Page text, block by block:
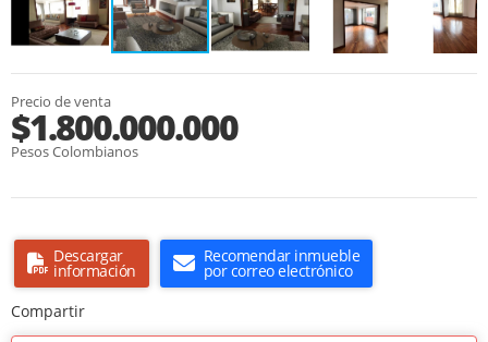
Precio de venta
$1.800.000.000
Pesos Colombianos
Descargar
información
Recomendar inmueble
por correo electrónico
Compartir